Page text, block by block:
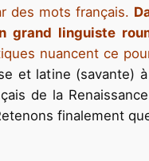
des mots français.
grand linguiste
nuancent ce
et latine
de la
finalement